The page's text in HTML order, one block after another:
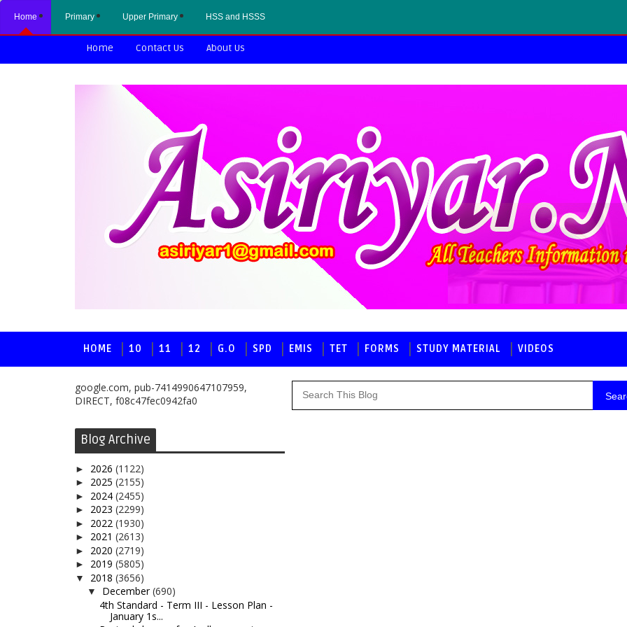
Home Primary Upper Primary HSS and HSSS
Home Contact Us About Us
HOME 10 11 12 G.O SPD EMIS TET FORMS STUDY MATERIAL VIDEOS
google.com, pub-7414990647107959,
DIRECT, f08c47fec0942fa0
Blog Archive
► 2026 (1122)
► 2025 (2155)
► 2024 (2455)
► 2023 (2299)
► 2022 (1930)
► 2021 (2613)
► 2020 (2719)
► 2019 (5805)
▼ 2018 (3656)
▼ December(690)
4th Standard - Term III - Lesson Plan -
January 1s...